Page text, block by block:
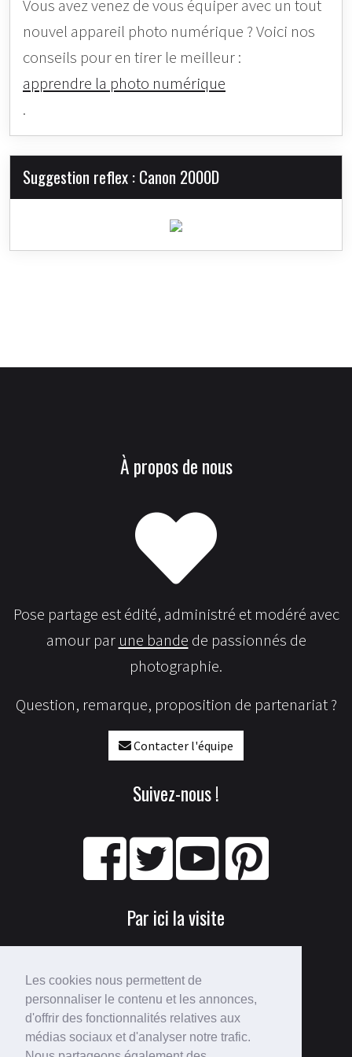
Les cookies nous permettent de
personnaliser le contenu et les annonces,
d'offrir des fonctionnalités relatives aux
médias sociaux et d'analyser notre trafic.
Vous avez venez de vous équiper avec un tout
nouvel appareil photo numérique ? Voici nos
conseils pour en tirer le meilleur :
apprendre la photo numérique
.
Suggestion reflex : Canon 2000D
À propos de nous
Pose partage est édité, administré et modéré avec
amour par une bande de passionnés de
photographie.
Question, remarque, proposition de partenariat ?
Contacter l'équipe
Suivez-nous !
Par ici la visite